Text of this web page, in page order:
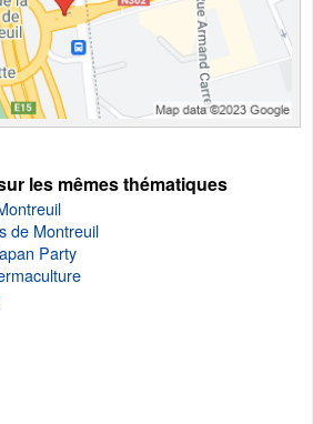
les mêmes thématiques
de Montreuil
Party